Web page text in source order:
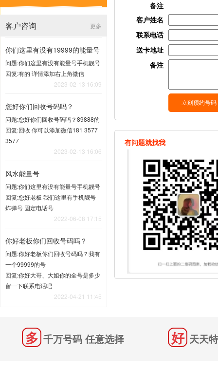
更多
客户咨询
你们这里有没有19999的能量号
问题:你们这里有没有能量号手机靓号
回复:有的 详情添加右上角微信
2023-02-13 16:09
您好你们回收号码吗？
问题:您好你们回收号码吗？89888的
回复:回收 你可以添加微信181 3577
3577
2023-02-13 16:06
风水能量号
问题:你们这里有没有能量号手机靓号
回复:您好老板 我们这里有手机靓号
炸弹号 固定电话号
2022-06-08 17:15
你好老板你们回收号码吗？
问题:你好老板你们回收号码吗？我有
一个99999的号
回复:你好大哥、大姐你的全号是多少
留一下联系电话吧
2022-04-21 11:45
备注
客户姓名
联系电话
送卡地址
备注
有问题就找我
千万号码 任意选择 天天